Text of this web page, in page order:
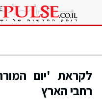
לקראת 'יום
רחבי הארץ